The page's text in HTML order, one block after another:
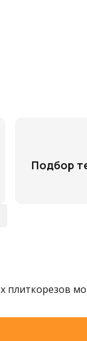
Подбор
плиткорезов